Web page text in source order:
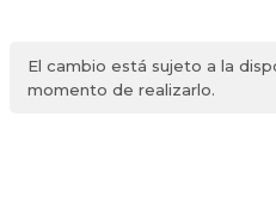
El cambio está sujeto a la
momento de realizarlo.